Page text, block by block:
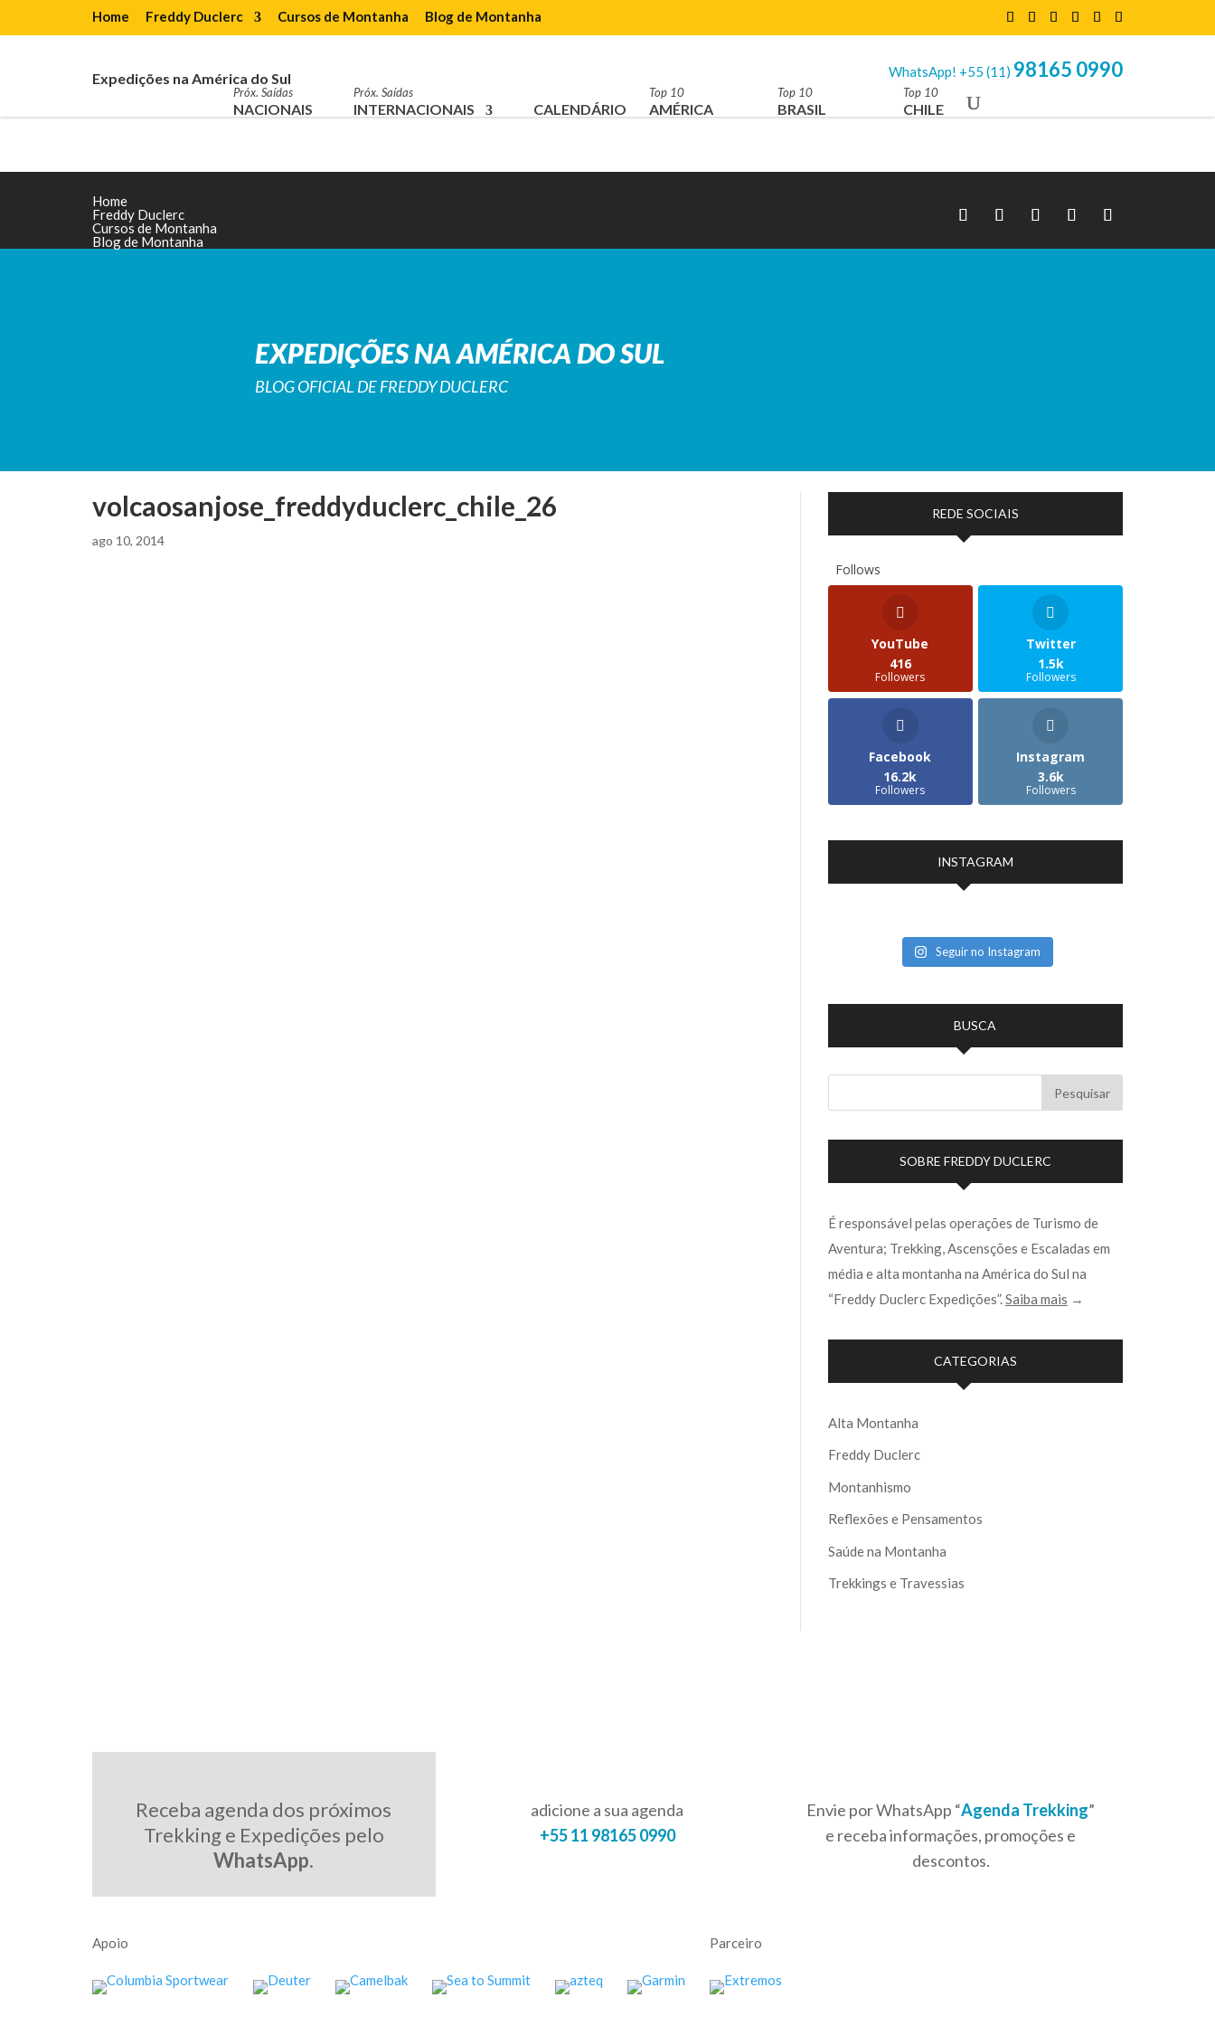
Home Freddy Duclerc Cursos de Montanha Blog de Montanha
Expedições na América do Sul WhatsApp! +55 (11) 98165 0990
Próx. Saídas
NACIONAIS
Próx. Saídas
INTERNACIONAIS CALENDÁRIO
Top 10
AMÉRICA
Top 10
BRASIL
Top 10
CHILE
Home
Freddy Duclerc
Cursos de Montanha
Blog de Montanha
EXPEDIÇÕES NA AMÉRICA DO SUL
BLOG OFICIAL DE FREDDY DUCLERC
volcaosanjose_freddyduclerc_chile_26
ago 10, 2014
REDE SOCIAIS
Follows
YouTube
416
Followers
Twitter
1.5k
Followers
Facebook
16.2k
Followers
Instagram
3.6k
Followers
INSTAGRAM
Seguir no Instagram
BUSCA
SOBRE FREDDY DUCLERC
É responsável pelas operações de Turismo de
Aventura; Trekking, Ascensções e Escaladas em
média e alta montanha na América do Sul na
“Freddy Duclerc Expedições”.Saiba mais →
CATEGORIAS
Alta Montanha
Freddy Duclerc
Montanhismo
Reflexões e Pensamentos
Saúde na Montanha
Trekkings e Travessias
Receba agenda dos próximos
Trekking e Expedições pelo
WhatsApp.
adicione a sua agenda
+55 11 98165 0990
Envie por WhatsApp “Agenda Trekking”
e receba informações, promoções e
descontos.
Apoio Parceiro